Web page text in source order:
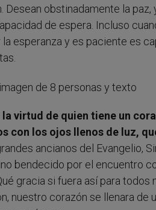
Desean obstinadamente la
de espera. Incluso
esperanza y es paciente es
la virtud de quien tiene un
con los ojos llenos de luz,
ancianos del Evangelio,
bendecido por el encuentro
gracia si fuera así para
nuestro corazón se llenara de